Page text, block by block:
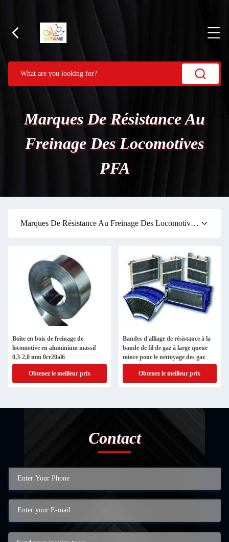
Marques De Résistance Au
Freinage Des Locomotives
PFA
Marques De Résistance Au Freinage Des Locomotives PFA
Boîte en bois de freinage de
locomotive en aluminium massif
0,3-2,0 mm 0cr20al6
Obtenez le meilleur prix
Bandes d'alliage de résistance à la
bande de fil de gaz à large queue
mince pour le nettoyage des gaz
Obtenez le meilleur prix
Contact